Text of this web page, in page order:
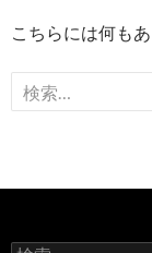
ス
ッ
プ
こちらには何も
検
索: